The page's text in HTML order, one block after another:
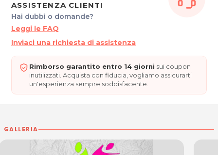
ATREVIDA ASD APS
Sede Legale: Viale Afro 1/f 90 - 33100 Udine (UD)
Sede Attività: Via Marco Polo, 2 - 33037 Pasian di Prato
(UD)
Tel. 3393496241
Per ulteriori informazioni sull'offerta o sulle modalità di
acquisto scrivi aposta@espevia.it.
ASSISTENZA CLIENTI
Hai dubbi o domande?
Leggi le FAQ
Inviaci una richiesta di assistenza
Rimborso garantito entro 14 giorni sui coupon
inutilizzati. Acquista con fiducia, vogliamo assicurarti
un'esperienza sempre soddisfacente.
GALLERIA